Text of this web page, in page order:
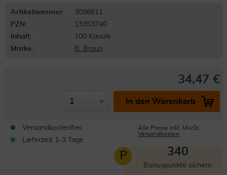
Artikelnummer:
3098811
PZN:
13353740
Inhalt:
100 Kanüle
Marke:
B. Braun
34,47 €
In den Warenkorb
Versandkostenfrei
Lieferzeit 1-3 Tage
Alle Preise inkl. MwSt.
Versandkosten
P 340
Bonuspunkte sichern